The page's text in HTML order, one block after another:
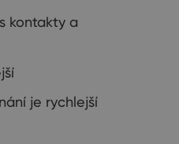
kontakty a
je rychlejší